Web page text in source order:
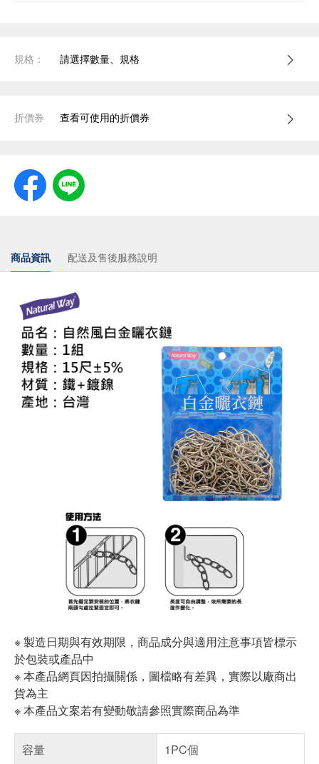
規格： 請選擇數量、規格
折價券 查看可使用的折價券
商品資訊 配送及售後服務說明
※ 製造日期與有效期限，商品成分與適用注意事項皆標示
於包裝或產品中
※ 本產品網頁因拍攝關係，圖檔略有差異，實際以廠商出
貨為主
※ 本產品文案若有變動敬請參照實際商品為準
容量
1PC個